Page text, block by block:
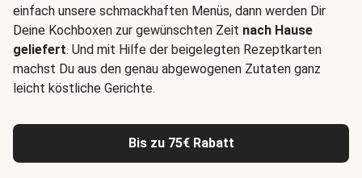
einfach unsere schmackhaften Menüs, dann werden Dir
Deine Kochboxen zur gewünschten Zeit nach Hause
geliefert. Und mit Hilfe der beigelegten Rezeptkarten
machst Du aus den genau abgewogenen Zutaten ganz
leicht köstliche Gerichte.
Bis zu 75€ Rabatt